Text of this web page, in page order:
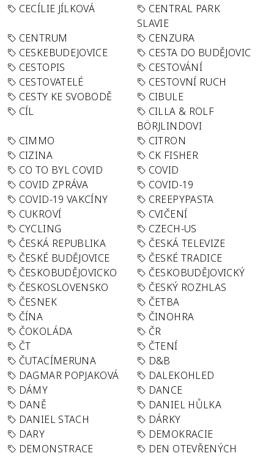
CECÍLIE JÍLKOVÁ
CENTRAL PARK
SLAVIE
CENTRUM
CENZURA
CESKEBUDEJOVICE
CESTA DO BUDĚJOVIC
CESTOPIS
CESTOVÁNÍ
CESTOVATELÉ
CESTOVNÍ RUCH
CESTY KE SVOBODĚ
CIBULE
CÍL
CILLA & ROLF
BÖRJLINDOVI
CIMMO
CITRON
CIZINA
CK FISHER
CO TO BYL COVID
COVID
COVID ZPRÁVA
COVID-19
COVID-19 VAKCÍNY
CREEPYPASTA
CUKROVÍ
CVIČENÍ
CYCLING
CZECH-US
ČESKÁ REPUBLIKA
ČESKÁ TELEVIZE
ČESKÉ BUDĚJOVICE
ČESKÉ TRADICE
ČESKOBUDĚJOVICKO
ČESKOBUDĚJOVICKÝ
ČESKOSLOVENSKO
ČESKÝ ROZHLAS
ČESNEK
ČETBA
ČÍNA
ČINOHRA
ČOKOLÁDA
ČR
ČT
ČTENÍ
ČUTACÍMERUNA
D&B
DAGMAR POPJAKOVÁ
DALEKOHLED
DÁMY
DANCE
DANĚ
DANIEL HŮLKA
DANIEL STACH
DÁRKY
DARY
DEMOKRACIE
DEMONSTRACE
DEN OTEVŘENÝCH